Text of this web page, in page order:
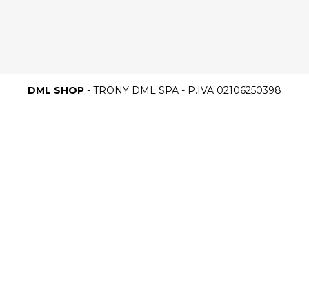
DML SHOP - TRONY DML SPA - P.IVA 02106250398